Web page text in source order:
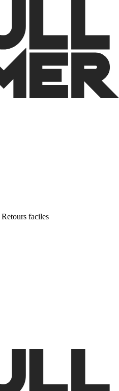
Retours faciles